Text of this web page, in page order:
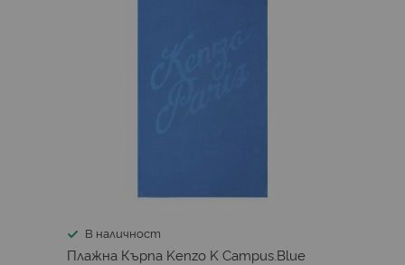
В наличност
Плажна Кърпа Kenzo K Campus.Blue